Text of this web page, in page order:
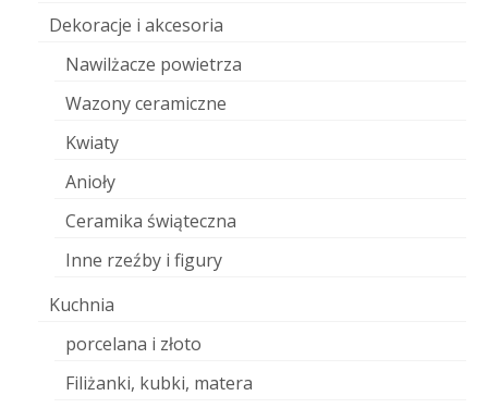
Dekoracje i akcesoria
Nawilżacze powietrza
Wazony ceramiczne
Kwiaty
Anioły
Ceramika świąteczna
Inne rzeźby i figury
Kuchnia
porcelana i złoto
Filiżanki, kubki, matera